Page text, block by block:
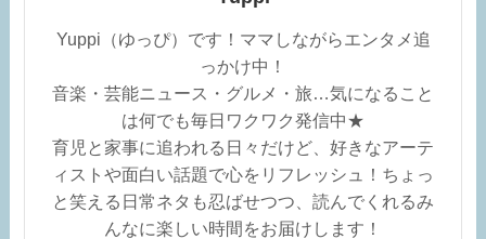
Yuppi（ゆっぴ）です！ママしながらエンタメ追
っかけ中！
音楽・芸能ニュース・グルメ・旅…気になること
は何でも毎日ワクワク発信中★
育児と家事に追われる日々だけど、好きなアーテ
ィストや面白い話題で心をリフレッシュ！ちょっ
と笑える日常ネタも忍ばせつつ、読んでくれるみ
んなに楽しい時間をお届けします！